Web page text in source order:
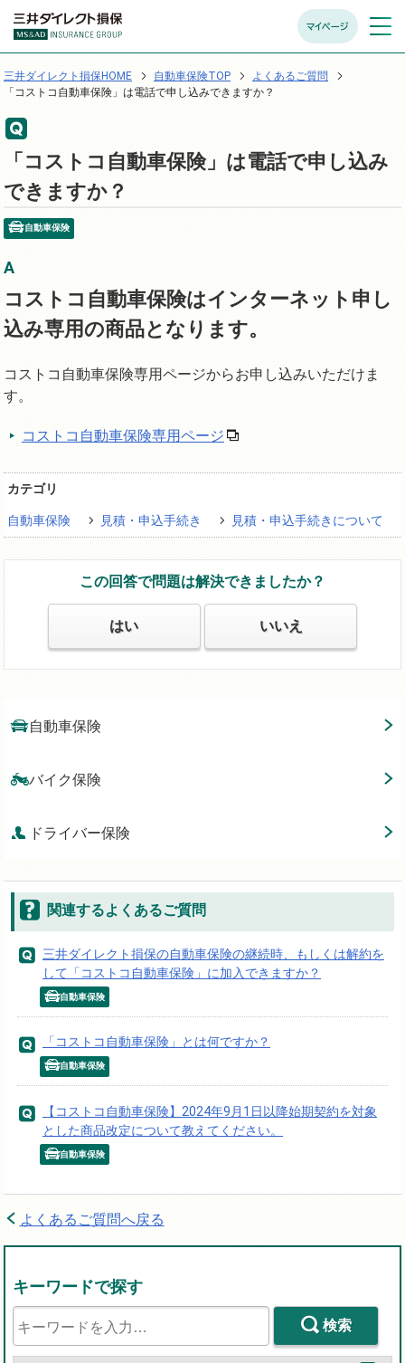
マイページ メニュ
開く
三井ダイレクト損保HOME 自動車保険TOP
よくあるご質問
「コストコ自動車保険」は電話で申し込みできますか？
「コストコ自動車保険」は電話で申し込み
できますか？
自動車保険
コストコ自動車保険はインターネット申し
込み専用の商品となります。
コストコ自動車保険専用ページからお申し込みいただけま
す。
コストコ自動車保険専用ページ
カテゴリ
自動車保険 見積・申込手続き 見積・申込手続きについて
この回答で問題は解決できましたか？
はい いいえ
自動車保険
バイク保険
ドライバー保険
関連するよくあるご質問
三井ダイレクト損保の自動車保険の継続時、もしくは解約を
して「コストコ自動車保険」に加入できますか？
自動車保険
「コストコ自動車保険」とは何ですか？
自動車保険
【コストコ自動車保険】2024年9月1日以降始期契約を対象
とした商品改定について教えてください。
自動車保険
よくあるご質問へ戻る
キーワードで探す
検索